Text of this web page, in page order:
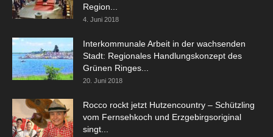
Region...
4. Juni 2018
Interkommunale Arbeit in der wachsenden
Stadt: Regionales Handlungskonzept des
Grünen Ringes...
20. Juni 2018
Rocco rockt jetzt Hutzencountry – Schützling
vom Fernsehkoch und Erzgebirgsoriginal
singt...